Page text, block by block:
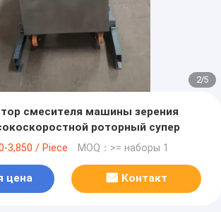
2/5
смесителя машины зерения
роторный супер
3,850 / Piece MOQ：>= наборы 1
цена Контакт